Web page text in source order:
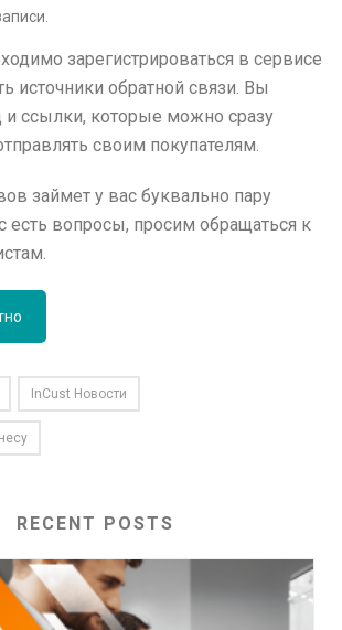
зарегистрироваться в сервисе
источники обратной связи. Вы
и ссылки, которые можно сразу
своим покупателям.
займет у вас буквально пару
есть вопросы, просим обращаться к
InCust Новости
RECENT POSTS